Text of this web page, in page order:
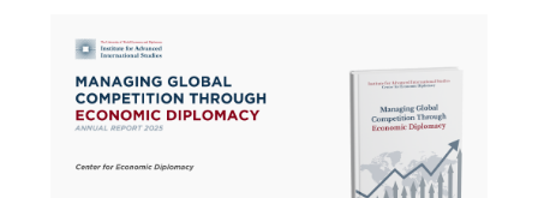
швейцарских Альп резко контрастировали с
мировой системой, переживающей серьезные
структурные преобра